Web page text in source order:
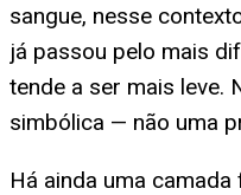
sangue, nesse
já passou pelo mais
tende a ser mais leve.
simbólica — não uma
Há ainda uma